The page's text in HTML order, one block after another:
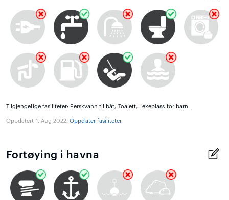
Tilgjengelige fasiliteter: Ferskvann til båt, Toalett, Lekeplass for barn.
Oppdatert 1. Aug 2022.Oppdater fasiliteter.
Fortøying i havna